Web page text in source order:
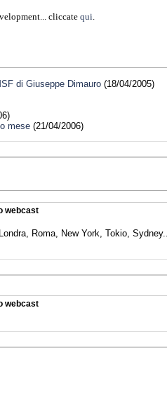
cliccate qui.
di Giuseppe Dimauro (18/04/2005)
mese (21/04/2006)
webcast
Roma, New York, Tokio, Sydney...
webcast